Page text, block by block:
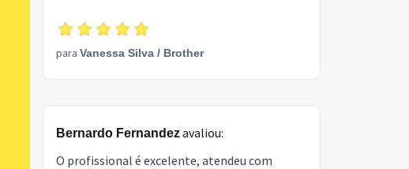
para Vanessa Silva / Brother
Bernardo Fernandezavaliou:
O profissional é excelente, atendeu com